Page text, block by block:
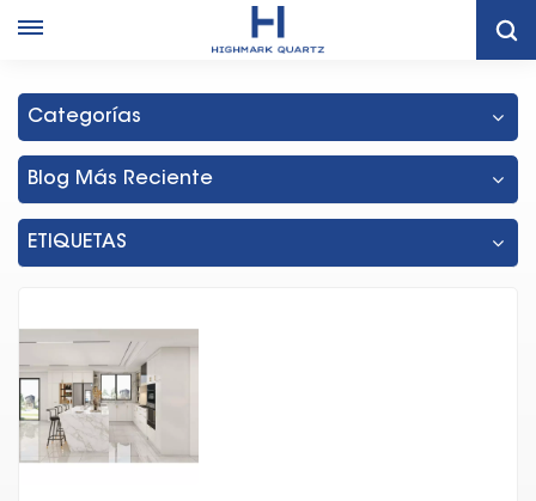
Gabinetes De Cocina Al Por Mayor De Tailandia
Categorías
Blog Más Reciente
ETIQUETAS